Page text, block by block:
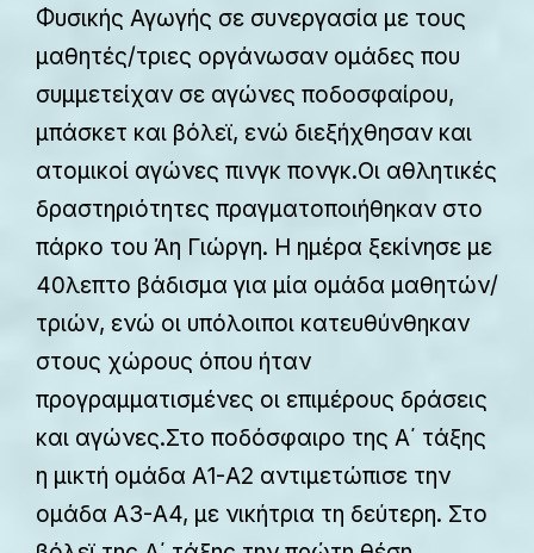
Φυσικής Αγωγής σε συνεργασία με τους
μαθητές/τριες οργάνωσαν ομάδες που
συμμετείχαν σε αγώνες ποδοσφαίρου,
μπάσκετ και βόλεϊ, ενώ διεξήχθησαν και
ατομικοί αγώνες πινγκ πονγκ.Οι αθλητικές
δραστηριότητες πραγματοποιήθηκαν στο
πάρκο του Άη Γιώργη. Η ημέρα ξεκίνησε με
40λεπτο βάδισμα για μία ομάδα μαθητών/
τριών, ενώ οι υπόλοιποι κατευθύνθηκαν
στους χώρους όπου ήταν
προγραμματισμένες οι επιμέρους δράσεις
και αγώνες.Στο ποδόσφαιρο της Α΄ τάξης
η μικτή ομάδα Α1-Α2 αντιμετώπισε την
ομάδα Α3-Α4, με νικήτρια τη δεύτερη. Στο